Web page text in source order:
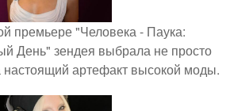
премьере "Человека - Паука:
День" зендея выбрала не просто
артефакт высокой моды.